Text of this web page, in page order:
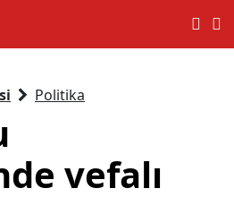
Politika
vefalı